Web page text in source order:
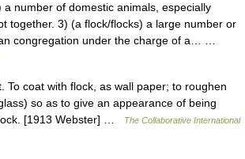
a number of domestic animals, especially
together. 3) (a flock/flocks) a large number or
congregation under the charge of a… …
To coat with flock, as wall paper; to roughen
so as to give an appearance of being
[1913 Webster] …
The Collaborative International